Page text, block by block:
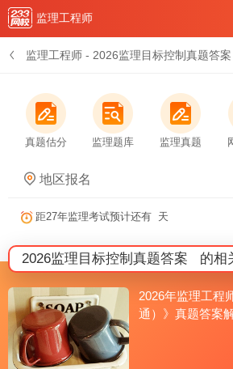
监理工程师
监理工程师 - 2026监理目标控制真题答案
真题估分 监理题库 监理真题
地区报名
距27年监理考试预计还有 天
2026监理目标控制真题答案 的相
2026年监理工程
通）》真题答案